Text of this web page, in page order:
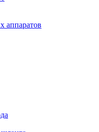
аппаратов